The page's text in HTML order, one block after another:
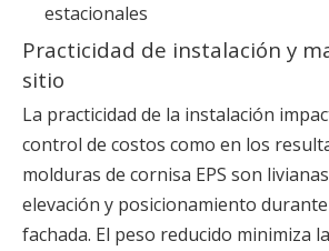
estacionales
Practicidad de instalación y
sitio
La practicidad de la instalación
control de costos como en los
molduras de cornisa EPS son
elevación y posicionamiento
fachada. El peso reducido minimiza